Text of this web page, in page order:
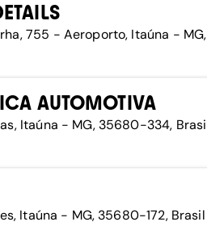
755 - Aeroporto, Itaúna - MG,
AUTOMOTIVA
Itaúna - MG, 35680-334,
Itaúna - MG, 35680-172, Brasil